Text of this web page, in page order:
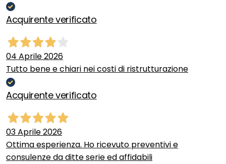
Acquirente verificato
04 Aprile 2026
Tutto bene e chiari nei costi di ristrutturazione
Acquirente verificato
03 Aprile 2026
Ottima esperienza. Ho ricevuto preventivi e
consulenze da ditte serie ed affidabili